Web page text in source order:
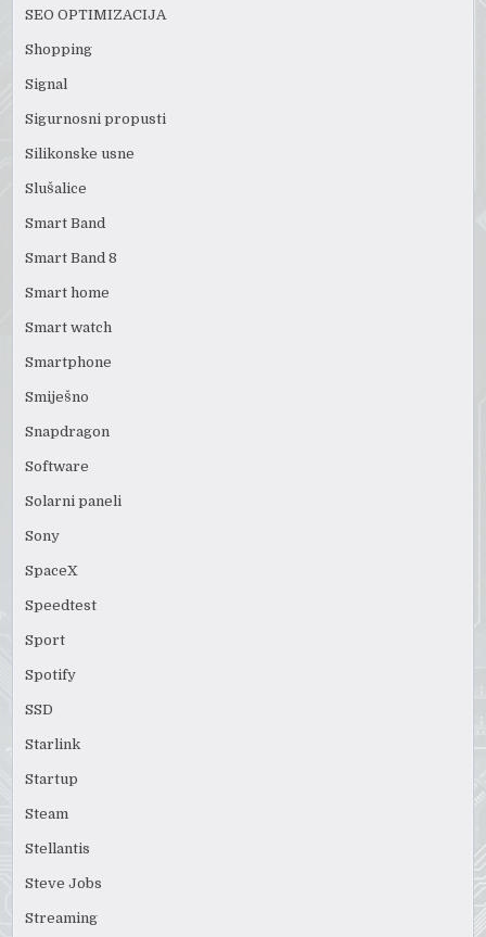
SEO OPTIMIZACIJA
Shopping
Signal
Sigurnosni propusti
Silikonske usne
Slušalice
Smart Band
Smart Band 8
Smart home
Smart watch
Smartphone
Smiješno
Snapdragon
Software
Solarni paneli
Sony
SpaceX
Speedtest
Sport
Spotify
SSD
Starlink
Startup
Steam
Stellantis
Steve Jobs
Streaming